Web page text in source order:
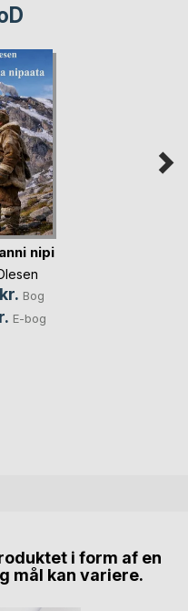
nipi
Bog
E-bog
i form af en
mål kan variere.